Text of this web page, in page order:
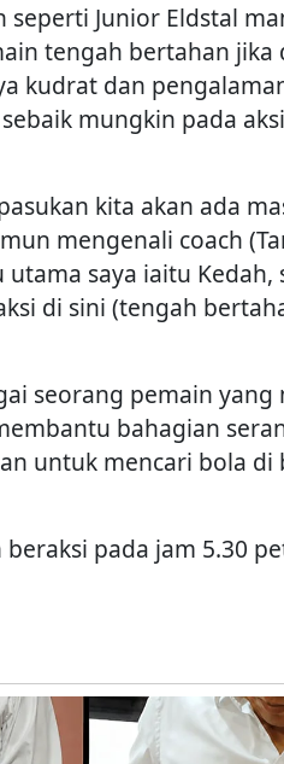
seperti Junior Eldstal
tengah bertahan jika
kudrat dan
mungkin pada
kita akan ada
mengenali coach
saya iaitu Kedah,
di sini (tengah
seorang pemain yang
bahagian
untuk mencari bola di
pada jam 5.30